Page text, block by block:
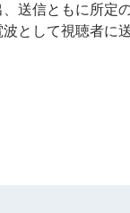
送信ともに所定
として視聴者に